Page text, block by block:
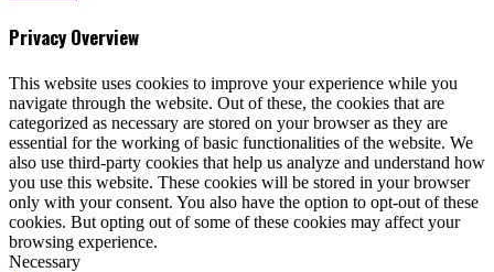
Privacy Overview
This website uses cookies to improve your experience while you
navigate through the website. Out of these, the cookies that are
categorized as necessary are stored on your browser as they are
essential for the working of basic functionalities of the website. We
also use third-party cookies that help us analyze and understand how
you use this website. These cookies will be stored in your browser
only with your consent. You also have the option to opt-out of these
cookies. But opting out of some of these cookies may affect your
browsing experience.
Necessary